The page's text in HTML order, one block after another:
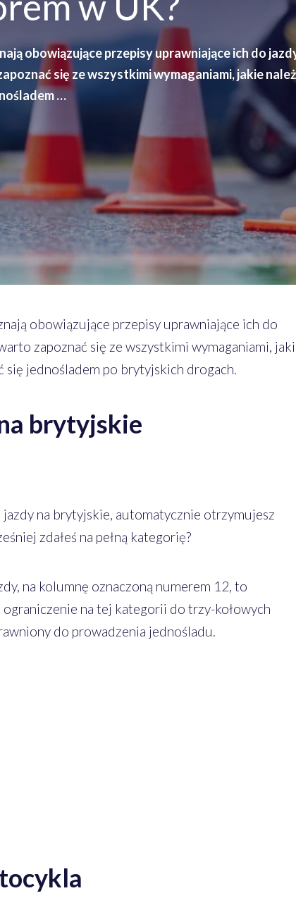
obowiązujące przepisy uprawniające ich do
się ze wszystkimi wymaganiami, jakie
…
obowiązujące przepisy uprawniające ich do
zapoznać się ze wszystkimi wymaganiami,
się jednośladem po brytyjskich drogach.
brytyjskie
na brytyjskie, automatycznie otrzymujesz
zdałeś na pełną kategorię?
na kolumnę oznaczoną numerem 12, to
na tej kategorii do trzy-kołowych
do prowadzenia jednośladu.